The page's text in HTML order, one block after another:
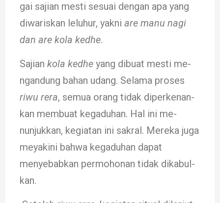
gai sajian mesti sesuai dengan apa yang
diwa­riskan le­luhur, yakni are manu nagi
dan are kola kedhe.
Sajian kola kedhe yang dibuat mesti me­­
ngan­dung bahan udang. Selama pro­­­­­ses
riwu re­ra, semua orang tidak di­perkenan­
kan mem­buat ke­gaduhan. Hal ini me­
nunjuk­­­kan, ke­giat­an ini sakral. Mereka juga
me­yakini bahwa ke­gaduh­an dapat
menyebab­­kan per­mohonan tidak di­ka­bul­­­­
kan.